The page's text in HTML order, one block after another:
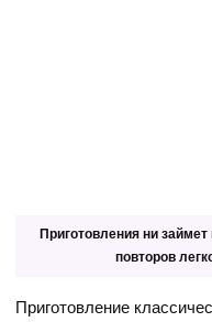
Приготовления ни
повторов
Приготовление